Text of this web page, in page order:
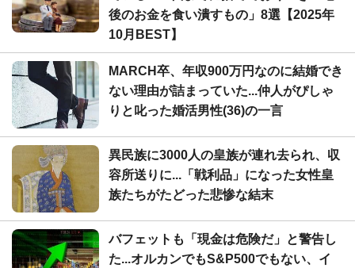
後のお金を食い潰すもの」8選【2025年
10月BEST】
MARCH卒、年収900万円なのに結婚でき
ない理由が詰まっていた...仲人がぴしゃ
りと叱った婚活男性(36)の一言
異民族に3000人の皇族が連れ去られ、収
容所送りに...「戦利品」になった女性皇
族たちがたどった悲惨な結末
バフェットも「現金は危険だ」と警告し
た...オルカンでもS&P500でもない、イ